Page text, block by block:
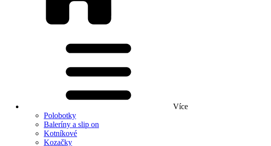
Více
Polobotky
Baleríny a slip on
Kotníkové
Kozačky